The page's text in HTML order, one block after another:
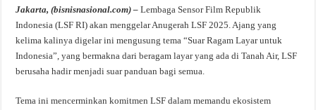
Jakarta, (bisnisnasional.com) – Lembaga Sensor Film Republik
Indonesia (LSF RI) akan menggelar Anugerah LSF 2025. Ajang yang
kelima kalinya digelar ini mengusung tema “Suar Ragam Layar untuk
Indonesia”, yang bermakna dari beragam layar yang ada di Tanah Air, LSF
berusaha hadir menjadi suar panduan bagi semua.
Tema ini mencerminkan komitmen LSF dalam memandu ekosistem